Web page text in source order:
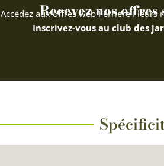
Recevez nos offres
Accédez aux offres web Ferriere Fleurs
Inscrivez-vous au club des